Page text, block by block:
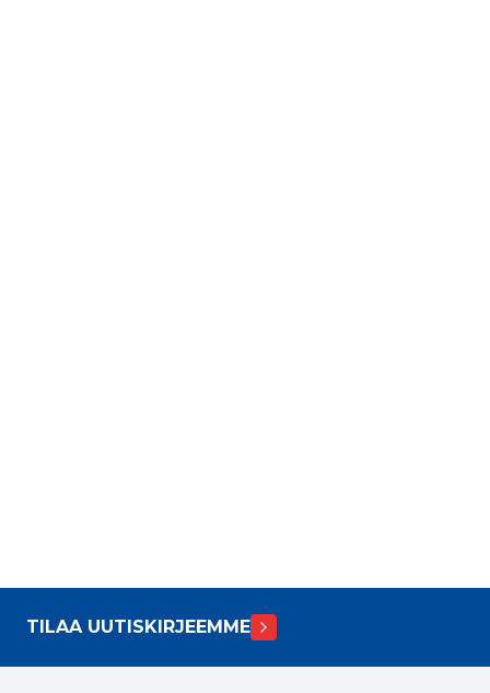
TILAA UUTISKIRJEEMME